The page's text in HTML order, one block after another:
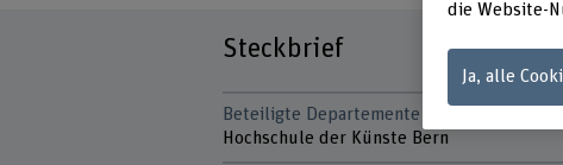
Steckbrief
Beteiligte Departemente
Hochschule der Künste Bern
die Website-
Ja, alle